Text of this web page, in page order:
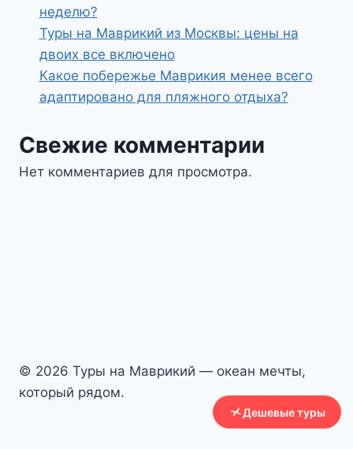
неделю?
Туры на Маврикий из Москвы: цены на
двоих все включено
Какое побережье Маврикия менее всего
адаптировано для пляжного отдыха?
Свежие комментарии
Нет комментариев для просмотра.
© 2026 Туры на Маврикий — океан мечты,
который рядом.
Дешевые туры